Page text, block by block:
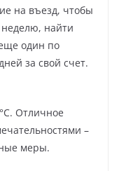
на въезд, чтобы
неделю, найти
один по
за свой счет.
Отличное
–
меры.